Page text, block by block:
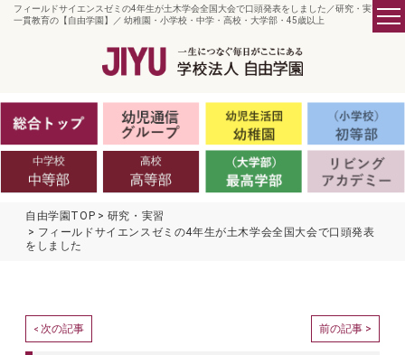
フィールドサイエンスゼミの4年生が土木学会全国大会で口頭発表をしました／研究・実習 -
一貫教育の【自由学園】／ 幼稚園・小学校・中学・高校・大学部・45歳以上
自由学園TOP
研究・実習
フィールドサイエンスゼミの4年生が土木学会全国大会で口頭発表
をしました
< 次の記事 前の記事 >